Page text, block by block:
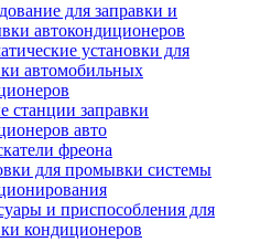
для заправки и
автокондиционеров
установки для
автомобильных
станции заправки
авто
фреона
для промывки системы
и приспособления для
кондиционеров